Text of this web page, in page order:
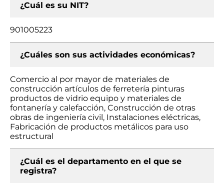
¿Cuál es su NIT?
901005223
¿Cuáles son sus actividades económicas?
Comercio al por mayor de materiales de
construcción artículos de ferretería pinturas
productos de vidrio equipo y materiales de
fontanería y calefacción, Construcción de otras
obras de ingeniería civil, Instalaciones eléctricas,
Fabricación de productos metálicos para uso
estructural
¿Cuál es el departamento en el que se
registra?